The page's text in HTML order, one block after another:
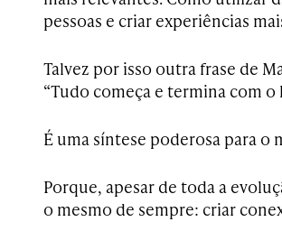
pessoas e criar experiências
Talvez por isso outra frase de
“Tudo começa e termina com
É uma síntese poderosa para o
Porque, apesar de toda a
o mesmo de sempre: criar